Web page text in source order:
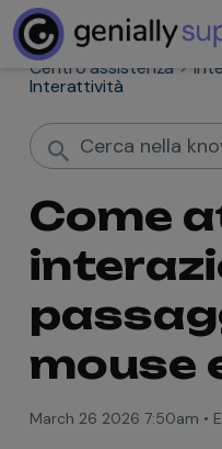
Centro assistenza
Interattività
Come
mouse
March 26 2026 7:50am •